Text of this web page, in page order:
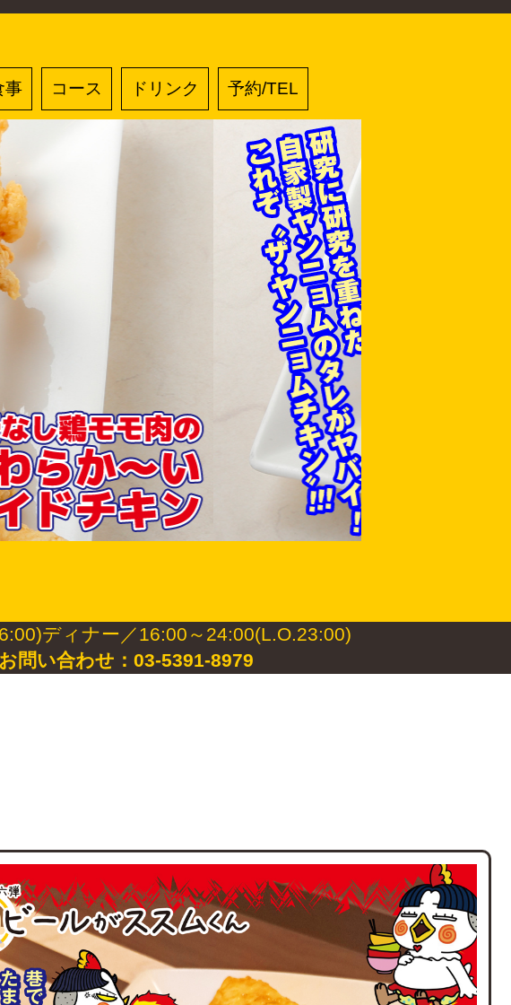
事 コース ドリンク 予約/TEL
ディナー／16:00～24:00(L.O.23:00)
問い合わせ：03-5391-8979